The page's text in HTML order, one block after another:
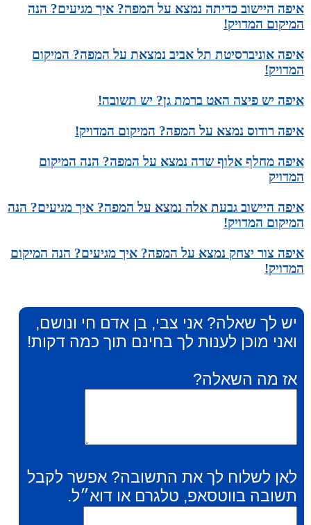
איפה היישוב כדיתה נמצא על המפה? איך מגיעים? הנה
המיקום המדויק!
איפה אוניברסיטת תל אביב נמצאת על המפה? המיקום
המדויק!
איפה יש פיצה האט ברמת גן? יש תשובה!
איפה רודוס נמצא על המפה? המיקום המדויק!
איפה מחלף אלוף שדה נמצא על המפה? הנה המיקום
המדויק
איפה היישוב גבעת אלה נמצא על המפה? איך מגיעים? הנה
המיקום המדויק!
איפה צור יצחק נמצא על המפה? איך מגיעים? הנה המיקום
המדויק!
יש לך שאלה? אני צבי, בן אדם חי ונושם,
ואני מוכן לענות לך בחינם תוך כמה דקות!
אז מה השאלה?
לאן לשלוח לך את התשובה? אפשר לקבל
תשובה בווטסאפ, טלגרם או דוא״ל.